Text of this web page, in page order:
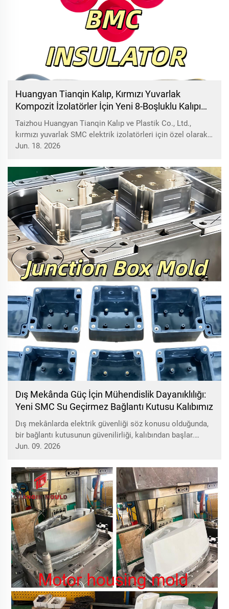
Huangyan Tianqin Kalıp, Kırmızı Yuvarlak
Kompozit İzolatörler İçin Yeni 8-Boşluklu Kalıpı
Çıkardı
Taizhou Huangyan Tianqin Kalıp ve Plastik Co., Ltd.,
kırmızı yuvarlak SMC elektrik izolatörleri için özel olarak
tasarlanan yeni geliştirilen 8-boşluklu kompresyon
dünya çapındaki kompozit izolatör üreticilerine daha
yüksek verimlilik sağlıyor...
Jun. 18. 2026
Dış Mekânda Güç İçin Mühendislik Dayanıklılığı:
Yeni SMC Su Geçirmez Bağlantı Kutusu Kalıbımız
Dış mekânlarda elektrik güvenliği söz konusu olduğunda,
bir bağlantı kutusunun güvenilirliği, kalıbından başlar.
Yüksek performanslı su geçirmez elektrik bağlantı kutuları
tanıtmaktan gurur duyuyoruz. Geleneksel plastik
muhafazalardan farklı olarak...
Jun. 09. 2026